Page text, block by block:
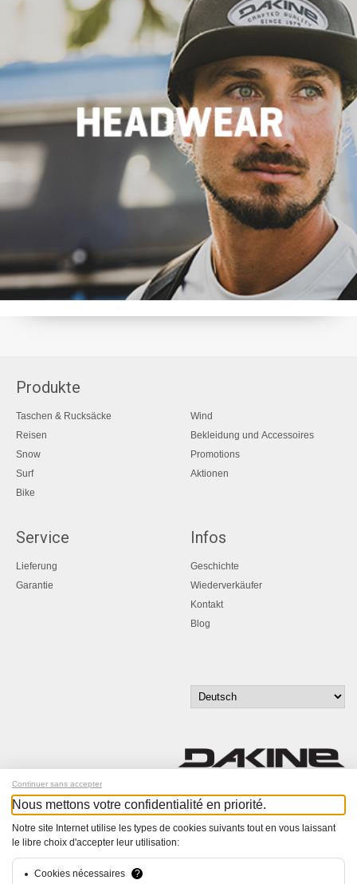
Produkte
Taschen & Rucksäcke
Reisen
Snow
Surf
Bike
Wind
Bekleidung und Accessoires
Promotions
Aktionen
Service
Lieferung
Garantie
Infos
Geschichte
Wiederverkäufer
Kontakt
Blog
Melde dich für unseren Newsletter an!
Alle Rechte vorbehalten
Continuer sans accepter
Nous mettons votre confidentialité en priorité.
Notre site Internet utilise les types de cookies suivants tout en vous laissant
le libre choix d'accepter leur utilisation:
Cookies nécessaires ?